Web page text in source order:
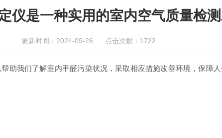
仪是一种实用的室内空气质量检
更新时间：2024-09-26 点击次数：1722
我们了解室内甲醛污染状况，采取相应措施改善环境，保障